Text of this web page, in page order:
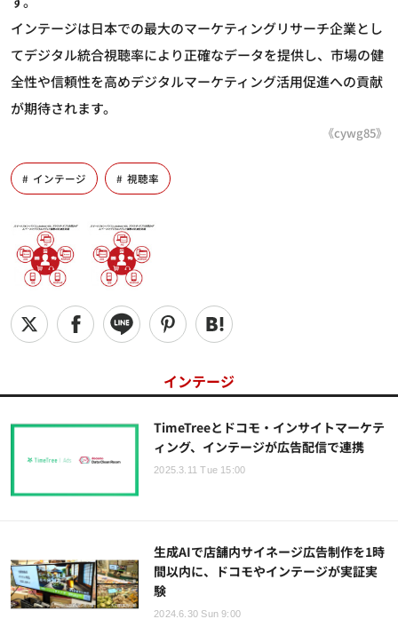
インテージは日本での最大のマーケティングリサーチ企業とし
てデジタル統合視聴率により正確なデータを提供し、市場の健
全性や信頼性を高めデジタルマーケティング活用促進への貢献
が期待されます。
《cywg85》
インテージ 視聴率
インテージ
TimeTreeとドコモ・インサイトマーケテ
ィング、インテージが広告配信で連携
2025.3.11 Tue 15:00
生成AIで店舗内サイネージ広告制作を1時
間以内に、ドコモやインテージが実証実
験
2024.6.30 Sun 9:00